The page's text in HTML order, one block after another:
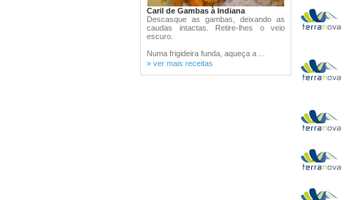
Caril de Gambas à Indiana
Descasque as gambas, deixando as
caudas intactas. Retire-lhes o veio
escuro.
Numa frigideira funda, aqueça a ...
» ver mais receitas